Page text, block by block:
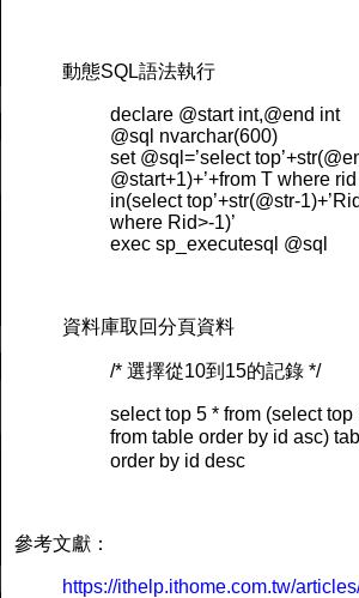
動態SQL語法執行
declare @start int,@end int
@sql nvarchar(600)
set @sql=’select
@start+1)+’+from T where
in(select top’+str(@str-
where Rid>-1)’
exec sp_executesql @sql
資料庫取回分頁資料
/* 選擇從10到15的記錄 */
select top 5 * from (select top
from table order by id asc)
order by id desc
參考文獻：
https://ithelp.ithome.com.tw/